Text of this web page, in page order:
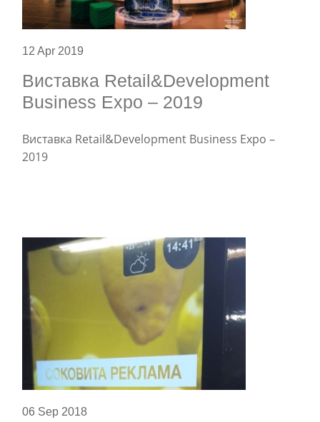
12 Apr 2019
Виставка Retail&Development
Business Expo – 2019
Виставка Retail&Development Business Expo –
2019
06 Sep 2018